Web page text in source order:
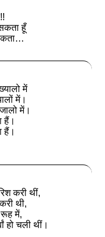
हूँ
में
में।
में।
हैं।
हैं।
करी थीं,
थी,
में,
हो चली थीं।